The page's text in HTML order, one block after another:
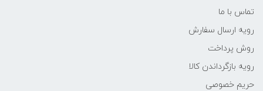
تماس با ما
رویه ارسال سفارش
روش پرداخت
رویه‌ بازگرداندن کالا
حریم خصوصی